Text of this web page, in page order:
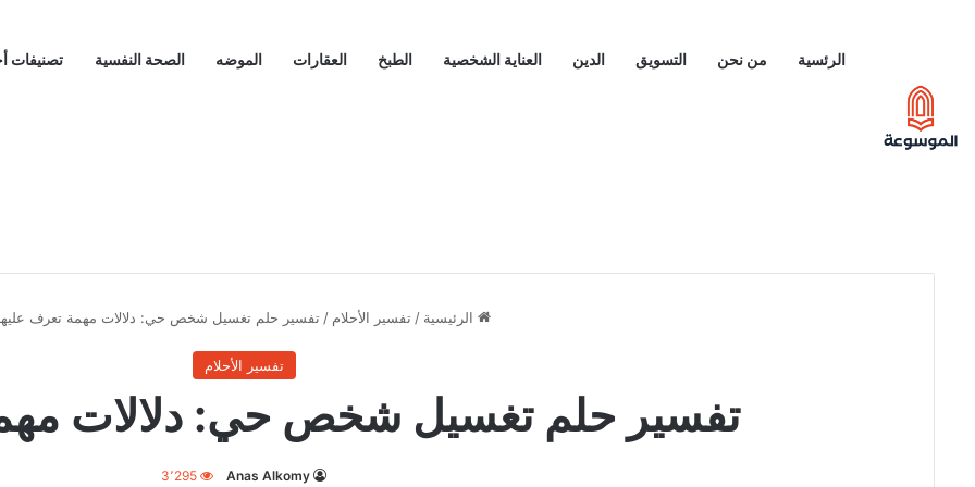
الرئسية من نحن التسويق الدين العناية الشخصية الطبخ العقارات الموضه الصحة النفسية تصنيفات
الرئيسية / تفسير الأحلام / تفسير حلم تغسيل شخص حي: دلالات مهمة تعرف
تفسير الأحلام
تفسير حلم تغسيل شخص حي: دلالات
Anas Alkomy 3٬295